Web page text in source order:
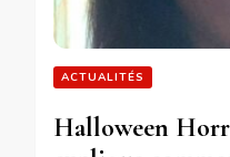
ACTUALITÉS
Halloween